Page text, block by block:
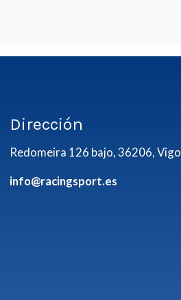
Dirección
Redomeira 126 bajo, 36206, Vigo
info@racingsport.es